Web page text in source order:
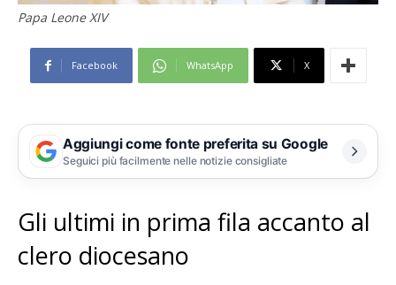
Papa Leone XIV
Facebook WhatsApp X
Aggiungi come fonte preferita su Google
Seguici più facilmente nelle notizie consigliate
Gli ultimi in prima fila accanto al
clero diocesano